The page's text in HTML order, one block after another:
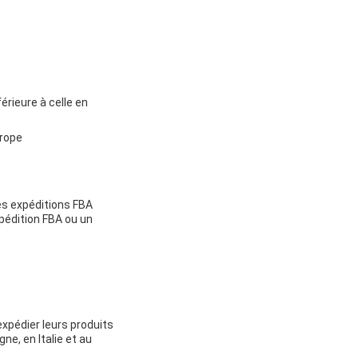
à celle en
expéditions FBA
FBA ou un
leurs produits
en Italie et au